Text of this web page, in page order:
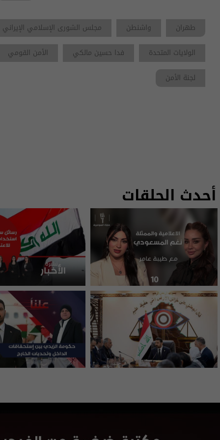
طهران واشنطن مجلس الشورى الإسلامي الإيراني
الولايات المتحدة
فدا حسين مالكي الأمن القومي
لجنة الأمن
أحدث الحلقات